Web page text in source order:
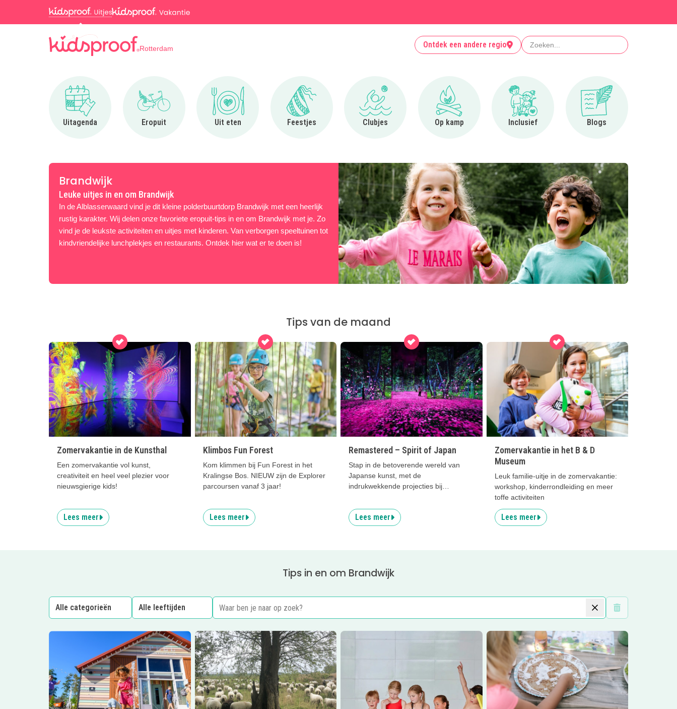
Rotterdam Ontdek een andere regio Zoeken
Uitagenda
Ga naar Uitagenda
Eropuit
Ga naar Eropuit
Uit eten
Ga naar Uit eten
Feestjes
Ga naar Feestjes
Clubjes
Ga naar Clubjes
Op kamp
Ga naar Op kamp
Inclusief
Ga naar Inclusief
Blogs
Ga naar Blogs
Brandwijk
Leuke uitjes in en om Brandwijk
In de Alblasserwaard vind je dit kleine polderbuurtdorp Brandwijk met een heerlijk
rustig karakter. Wij delen onze favoriete eropuit-tips in en om Brandwijk met je. Zo
vind je de leukste activiteiten en uitjes met kinderen. Van verborgen speeltuinen tot
kindvriendelijke lunchplekjes en restaurants. Ontdek hier wat er te doen is!
Tips van de maand
Zomervakantie in de Kunsthal
Een zomervakantie vol kunst,
creativiteit en heel veel plezier voor
nieuwsgierige kids!
Lees meer
Klimbos Fun Forest
Kom klimmen bij Fun Forest in het
Kralingse Bos. NIEUW zijn de Explorer
parcoursen vanaf 3 jaar!
Lees meer
Remastered – Spirit of Japan
Stap in de betoverende wereld van
Japanse kunst, met de
indrukwekkende projecties bij
Lees meer
Zomervakantie in het B & D
Museum
Leuk familie-uitje in de zomervakantie:
workshop, kinderrondleiding en meer
toffe activiteiten
Lees meer
Tips in en om Brandwijk
Wis filters
Lees meer Familie Resort Molenwaard Lees meer Schaapskooi Ottoland Lees meer Lees meer Boerderijfeestjes